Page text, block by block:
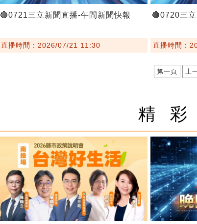
🔴0721三立新聞直播-午間新聞快報
直播時間：2026/07/21 11:30
🔴0720三
直播時間：
第一頁 上
精